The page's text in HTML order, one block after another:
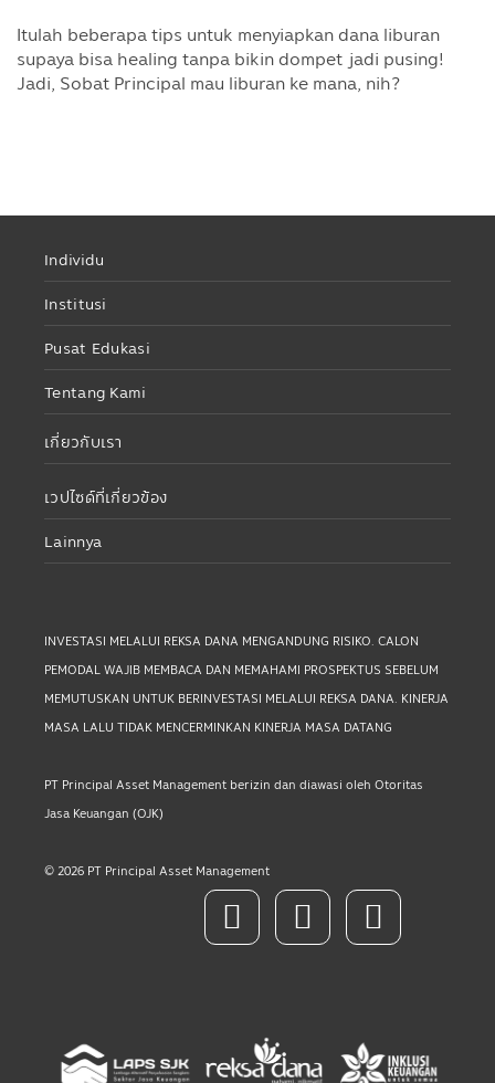
Itulah beberapa tips untuk menyiapkan dana liburan
supaya bisa healing tanpa bikin dompet jadi pusing!
Jadi, Sobat Principal mau liburan ke mana, nih?
Individu
Institusi
Pusat Edukasi
Tentang Kami
เกี่ยวกับเรา
เวปไซด์ที่เกี่ยวข้อง
Lainnya
INVESTASI MELALUI REKSA DANA MENGANDUNG RISIKO. CALON
PEMODAL WAJIB MEMBACA DAN MEMAHAMI PROSPEKTUS SEBELUM
MEMUTUSKAN UNTUK BERINVESTASI MELALUI REKSA DANA. KINERJA
MASA LALU TIDAK MENCERMINKAN KINERJA MASA DATANG
PT Principal Asset Management berizin dan diawasi oleh Otoritas
Jasa Keuangan (OJK)
© 2026 PT Principal Asset Management